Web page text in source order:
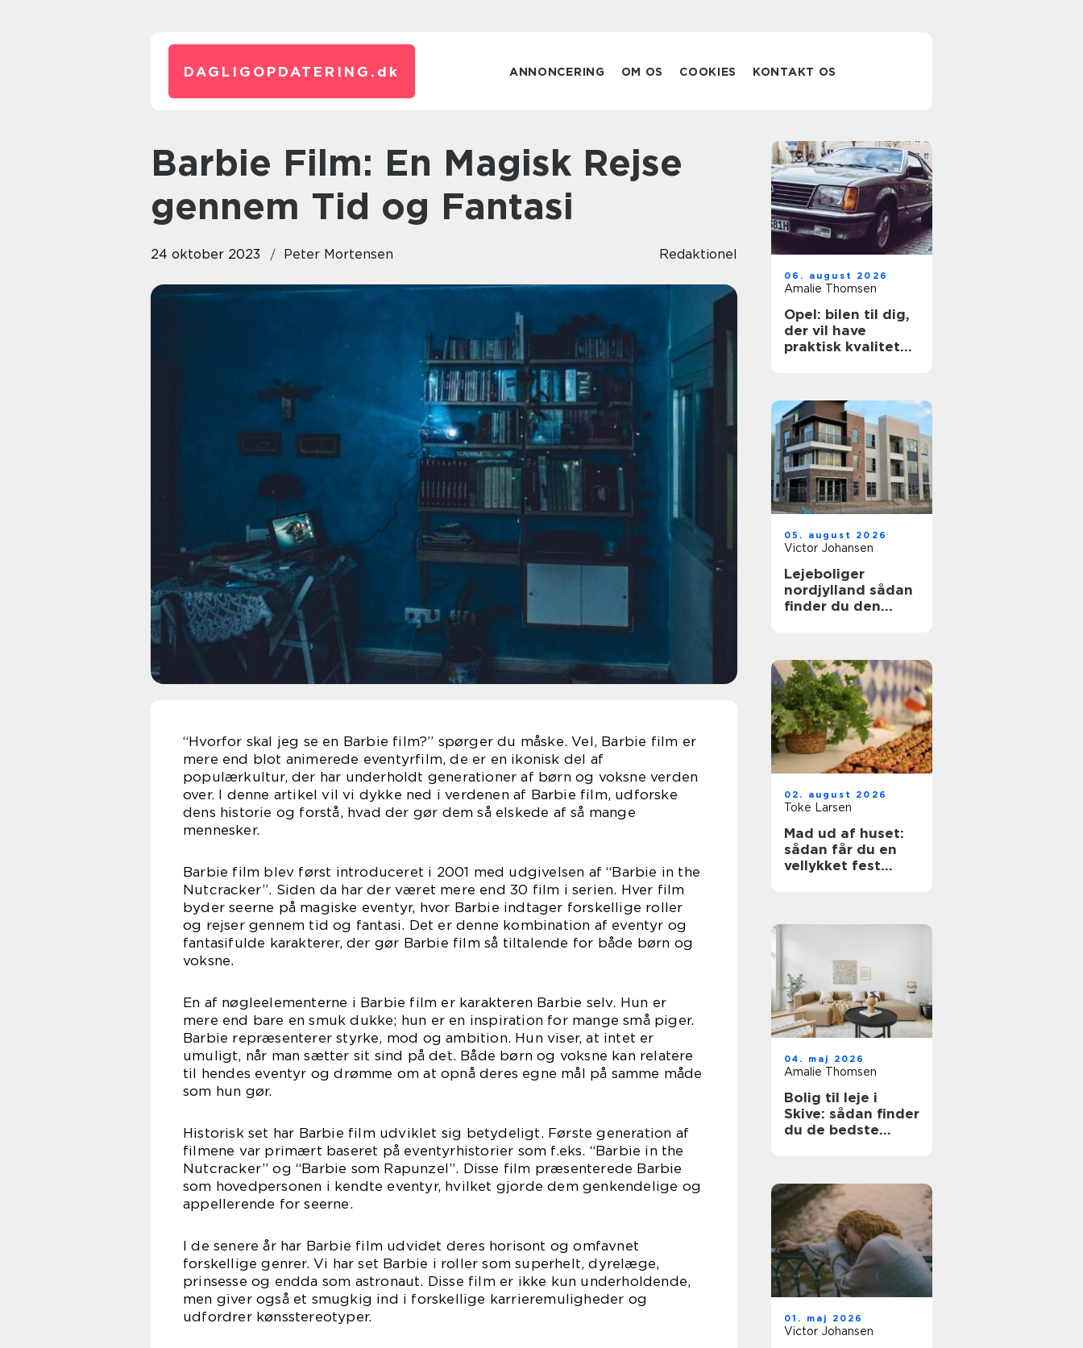
DAGLIGOPDATERING. dk ANNONCERING OM OS COOKIES KONTAKT OS
Barbie Film: En Magisk Rejse
gennem Tid og Fantasi
24 oktober 2023 Peter Mortensen Redaktionel
“Hvorfor skal jeg se en Barbie film?” spørger du måske. Vel, Barbie film er
mere end blot animerede eventyrfilm, de er en ikonisk del af
populærkultur, der har underholdt generationer af børn og voksne verden
over. I denne artikel vil vi dykke ned i verdenen af Barbie film, udforske
dens historie og forstå, hvad der gør dem så elskede af så mange
mennesker.
Barbie film blev først introduceret i 2001 med udgivelsen af “Barbie in the
Nutcracker”. Siden da har der været mere end 30 film i serien. Hver film
byder seerne på magiske eventyr, hvor Barbie indtager forskellige roller
og rejser gennem tid og fantasi. Det er denne kombination af eventyr og
fantasifulde karakterer, der gør Barbie film så tiltalende for både børn og
voksne.
En af nøgleelementerne i Barbie film er karakteren Barbie selv. Hun er
mere end bare en smuk dukke; hun er en inspiration for mange små piger.
Barbie repræsenterer styrke, mod og ambition. Hun viser, at intet er
umuligt, når man sætter sit sind på det. Både børn og voksne kan relatere
til hendes eventyr og drømme om at opnå deres egne mål på samme måde
som hun gør.
Historisk set har Barbie film udviklet sig betydeligt. Første generation af
filmene var primært baseret på eventyrhistorier som f.eks. “Barbie in the
Nutcracker” og “Barbie som Rapunzel”. Disse film præsenterede Barbie
som hovedpersonen i kendte eventyr, hvilket gjorde dem genkendelige og
appellerende for seerne.
I de senere år har Barbie film udvidet deres horisont og omfavnet
forskellige genrer. Vi har set Barbie i roller som superhelt, dyrelæge,
prinsesse og endda som astronaut. Disse film er ikke kun underholdende,
men giver også et smugkig ind i forskellige karrieremuligheder og
udfordrer kønsstereotyper.
06. august 2026
Amalie Thomsen
Opel: bilen til dig,
der vil have
praktisk kvalitet
05. august 2026
Victor Johansen
Lejeboliger
nordjylland sådan
finder du den
02. august 2026
Toke Larsen
Mad ud af huset:
sådan får du en
vellykket fest
04. maj 2026
Amalie Thomsen
Bolig til leje i
Skive: sådan finder
du de bedste
01. maj 2026
Victor Johansen